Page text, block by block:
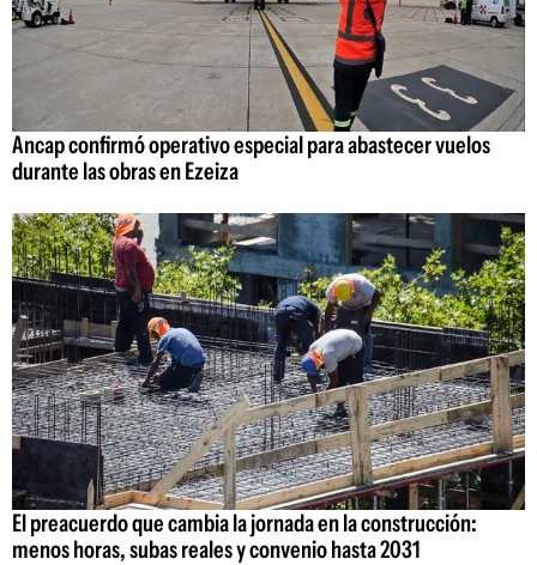
Ancap confirmó operativo especial para abastecer vuelos
durante las obras en Ezeiza
El preacuerdo que cambia la jornada en la construcción:
menos horas, subas reales y convenio hasta 2031